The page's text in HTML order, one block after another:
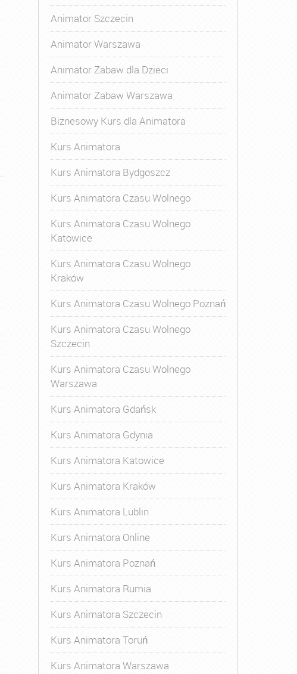
Animator Szczecin
Animator Warszawa
Animator Zabaw dla Dzieci
Animator Zabaw Warszawa
Biznesowy Kurs dla Animatora
Kurs Animatora
Kurs Animatora Bydgoszcz
Kurs Animatora Czasu Wolnego
Kurs Animatora Czasu Wolnego
Katowice
Kurs Animatora Czasu Wolnego
Kraków
Kurs Animatora Czasu Wolnego Poznań
Kurs Animatora Czasu Wolnego
Szczecin
Kurs Animatora Czasu Wolnego
Warszawa
Kurs Animatora Gdańsk
Kurs Animatora Gdynia
Kurs Animatora Katowice
Kurs Animatora Kraków
Kurs Animatora Lublin
Kurs Animatora Online
Kurs Animatora Poznań
Kurs Animatora Rumia
Kurs Animatora Szczecin
Kurs Animatora Toruń
Kurs Animatora Warszawa